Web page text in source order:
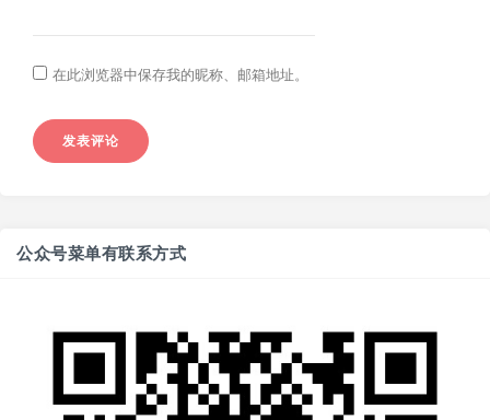
在此浏览器中保存我的昵称、邮箱地址。
公众号菜单有联系方式